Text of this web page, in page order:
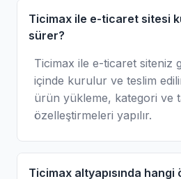
Ticimax ile e-ticaret sitesi
sürer?
Ticimax ile e-ticaret siteniz
içinde kurulur ve teslim
ürün yükleme, kategori ve
özelleştirmeleri yapılır.
Ticimax altyapısında hangi